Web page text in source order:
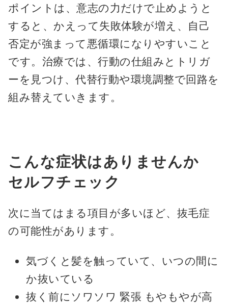
ポイントは、意志の力だけで止めようと
すると、かえって失敗体験が増え、自己
否定が強まって悪循環になりやすいこと
です。治療では、行動の仕組みとトリガ
ーを見つけ、代替行動や環境調整で回路を
組み替えていきます。
こんな症状はありませんか
セルフチェック
次に当てはまる項目が多いほど、抜毛症
の可能性があります。
気づくと髪を触っていて、いつの間に
か抜いている
抜く前にソワソワ 緊張 もやもやが高